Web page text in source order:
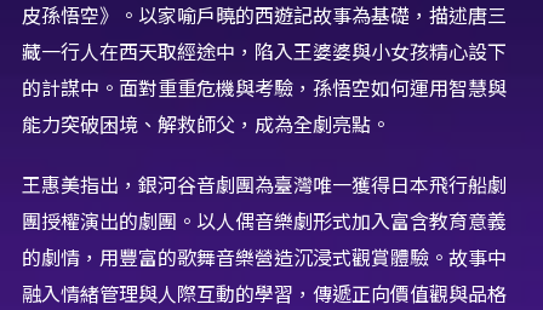
皮孫悟空》。以家喻戶曉的西遊記故事為基礎，描述唐三
藏一行人在西天取經途中，陷入王婆婆與小女孩精心設下
的計謀中。面對重重危機與考驗，孫悟空如何運用智慧與
能力突破困境、解救師父，成為全劇亮點。
王惠美指出，銀河谷音劇團為臺灣唯一獲得日本飛行船劇
團授權演出的劇團。以人偶音樂劇形式加入富含教育意義
的劇情，用豐富的歌舞音樂營造沉浸式觀賞體驗。故事中
融入情緒管理與人際互動的學習，傳遞正向價值觀與品格